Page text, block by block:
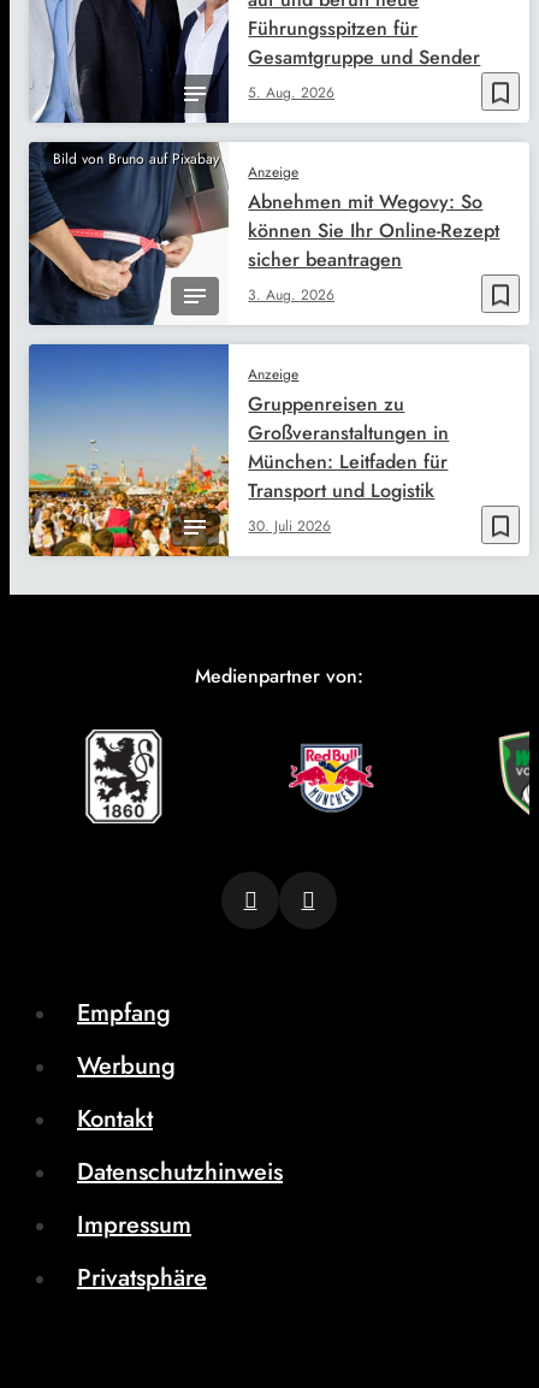
bookmark_border
5. Aug. 2026
Führungsspitzen für
Gesamtgruppe und Sender
Bild von Bruno auf Pixabay
bookmark_border
Anzeige
3. Aug. 2026
Abnehmen mit Wegovy: So
können Sie Ihr Online-Rezept
sicher beantragen
bookmark_border
Anzeige
30. Juli 2026
Gruppenreisen zu
Großveranstaltungen in
München: Leitfaden für
Transport und Logistik
Medienpartner von:
Empfang
Werbung
Kontakt
Datenschutzhinweis
Impressum
Privatsphäre